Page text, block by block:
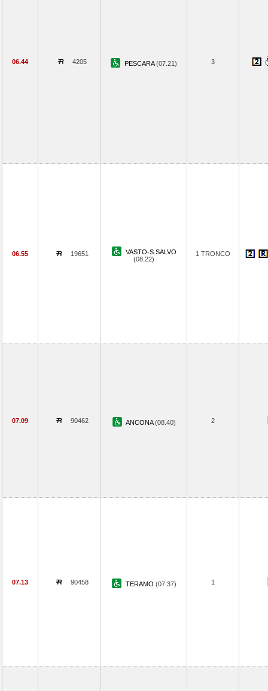
06.44 4205 PESCARA(07.21) 3
06.55 19651
VASTO-S.SALVO
(08.22)
1 TRONCO
07.09 90462 ANCONA(08.40) 2
07.13 90458 TERAMO (07.37) 1